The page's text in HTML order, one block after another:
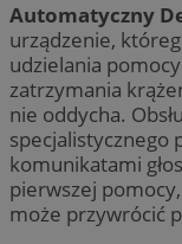
Automatyczny
urządzenie,
udzielania
zatrzymania
nie oddycha.
specjalistycznego
komunikatami
pierwszej
może przywrócić